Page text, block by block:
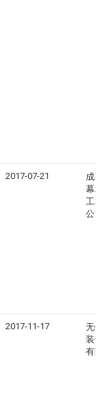
2017-07-21
成都
幕墙
工程
公司
2017-11-17
无锡
装饰
有限